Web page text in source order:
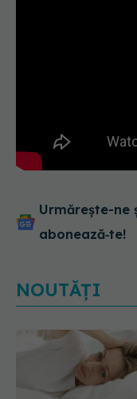
Urmărește-ne
abonează‑te!
NOUTĂȚI